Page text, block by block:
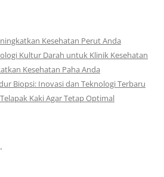
Kesehatan Perut Anda
Kultur Darah untuk Klinik Kesehatan
Kesehatan Paha Anda
Biopsi: Inovasi dan Teknologi Terbaru
Kaki Agar Tetap Optimal